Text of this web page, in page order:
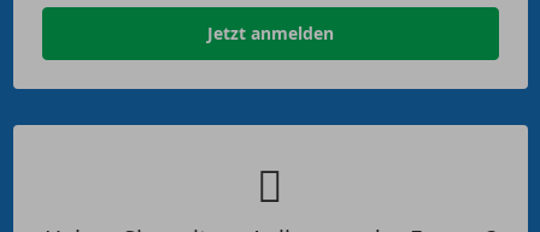
Jetzt anmelden